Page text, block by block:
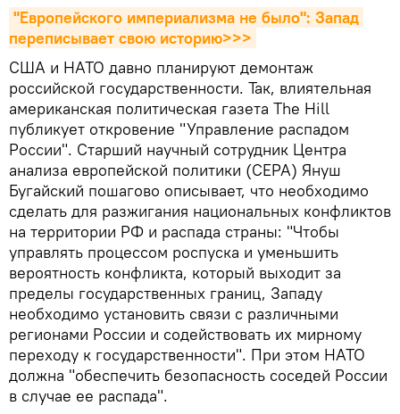
"Европейского империализма не было": Запад
переписывает свою историю>>>
США и НАТО давно планируют демонтаж
российской государственности. Так, влиятельная
американская политическая газета The Hill
публикует откровение "Управление распадом
России". Старший научный сотрудник Центра
анализа европейской политики (CEPA) Януш
Бугайский пошагово описывает, что необходимо
сделать для разжигания национальных конфликтов
на территории РФ и распада страны: "Чтобы
управлять процессом роспуска и уменьшить
вероятность конфликта, который выходит за
пределы государственных границ, Западу
необходимо установить связи с различными
регионами России и содействовать их мирному
переходу к государственности". При этом НАТО
должна "обеспечить безопасность соседей России
в случае ее распада".